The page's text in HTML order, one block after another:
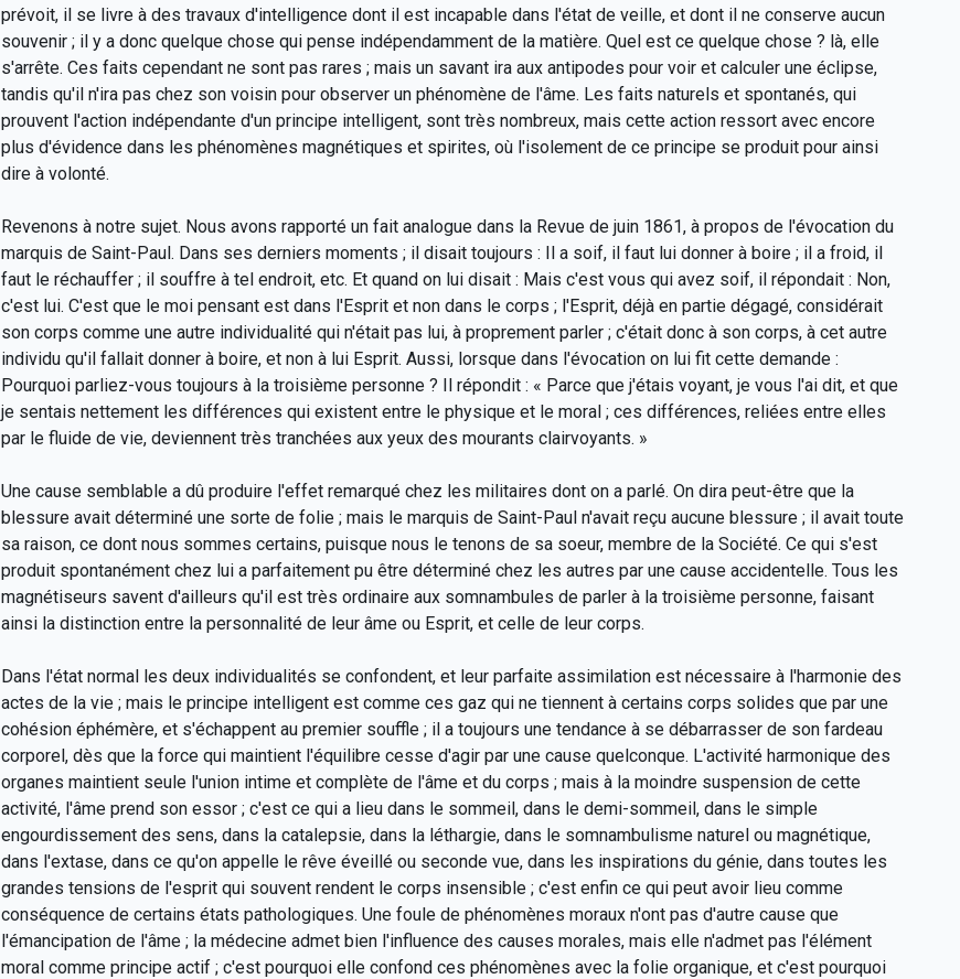
prévoit, il se livre à des travaux d'intelligence dont il est incapable dans l'état de veille, et dont il ne conserve aucun
souvenir ; il y a donc quelque chose qui pense indépendamment de la matière. Quel est ce quelque chose ? là, elle
s'arrête. Ces faits cependant ne sont pas rares ; mais un savant ira aux antipodes pour voir et calculer une éclipse,
tandis qu'il n'ira pas chez son voisin pour observer un phénomène de l'âme. Les faits naturels et spontanés, qui
prouvent l'action indépendante d'un principe intelligent, sont très nombreux, mais cette action ressort avec encore
plus d'évidence dans les phénomènes magnétiques et spirites, où l'isolement de ce principe se produit pour ainsi
dire à volonté.
Revenons à notre sujet. Nous avons rapporté un fait analogue dans la Revue de juin 1861, à propos de l'évocation du
marquis de Saint-Paul. Dans ses derniers moments ; il disait toujours : Il a soif, il faut lui donner à boire ; il a froid, il
faut le réchauffer ; il souffre à tel endroit, etc. Et quand on lui disait : Mais c'est vous qui avez soif, il répondait : Non,
c'est lui. C'est que le moi pensant est dans l'Esprit et non dans le corps ; l'Esprit, déjà en partie dégagé, considérait
son corps comme une autre individualité qui n'était pas lui, à proprement parler ; c'était donc à son corps, à cet autre
individu qu'il fallait donner à boire, et non à lui Esprit. Aussi, lorsque dans l'évocation on lui fit cette demande :
Pourquoi parliez-vous toujours à la troisième personne ? Il répondit : « Parce que j'étais voyant, je vous l'ai dit, et que
je sentais nettement les différences qui existent entre le physique et le moral ; ces différences, reliées entre elles
par le fluide de vie, deviennent très tranchées aux yeux des mourants clairvoyants. »
Une cause semblable a dû produire l'effet remarqué chez les militaires dont on a parlé. On dira peut-être que la
blessure avait déterminé une sorte de folie ; mais le marquis de Saint-Paul n'avait reçu aucune blessure ; il avait toute
sa raison, ce dont nous sommes certains, puisque nous le tenons de sa soeur, membre de la Société. Ce qui s'est
produit spontanément chez lui a parfaitement pu être déterminé chez les autres par une cause accidentelle. Tous les
magnétiseurs savent d'ailleurs qu'il est très ordinaire aux somnambules de parler à la troisième personne, faisant
ainsi la distinction entre la personnalité de leur âme ou Esprit, et celle de leur corps.
Dans l'état normal les deux individualités se confondent, et leur parfaite assimilation est nécessaire à l'harmonie des
actes de la vie ; mais le principe intelligent est comme ces gaz qui ne tiennent à certains corps solides que par une
cohésion éphémère, et s'échappent au premier souffle ; il a toujours une tendance à se débarrasser de son fardeau
corporel, dès que la force qui maintient l'équilibre cesse d'agir par une cause quelconque. L'activité harmonique des
organes maintient seule l'union intime et complète de l'âme et du corps ; mais à la moindre suspension de cette
activité, l'âme prend son essor ; c'est ce qui a lieu dans le sommeil, dans le demi-sommeil, dans le simple
engourdissement des sens, dans la catalepsie, dans la léthargie, dans le somnambulisme naturel ou magnétique,
dans l'extase, dans ce qu'on appelle le rêve éveillé ou seconde vue, dans les inspirations du génie, dans toutes les
grandes tensions de l'esprit qui souvent rendent le corps insensible ; c'est enfin ce qui peut avoir lieu comme
conséquence de certains états pathologiques. Une foule de phénomènes moraux n'ont pas d'autre cause que
l'émancipation de l'âme ; la médecine admet bien l'influence des causes morales, mais elle n'admet pas l'élément
moral comme principe actif ; c'est pourquoi elle confond ces phénomènes avec la folie organique, et c'est pourquoi